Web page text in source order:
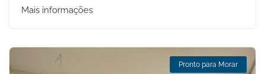
Mais informações
Pronto para Morar